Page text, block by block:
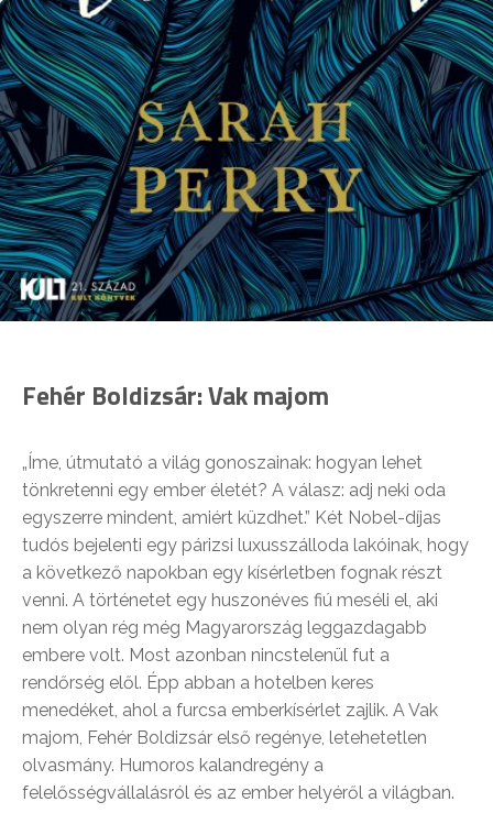
Fehér Boldizsár: Vak majom
„Íme, útmutató a világ gonoszainak: hogyan lehet
tönkretenni egy ember életét? A válasz: adj neki oda
egyszerre mindent, amiért küzdhet.” Két Nobel-díjas
tudós bejelenti egy párizsi luxusszálloda lakóinak, hogy
a következő napokban egy kísérletben fognak részt
venni. A történetet egy huszonéves fiú meséli el, aki
nem olyan rég még Magyarország leggazdagabb
embere volt. Most azonban nincstelenül fut a
rendőrség elől. Épp abban a hotelben keres
menedéket, ahol a furcsa emberkísérlet zajlik. A Vak
majom, Fehér Boldizsár első regénye, letehetetlen
olvasmány. Humoros kalandregény a
felelősségvállalásról és az ember helyéről a világban.